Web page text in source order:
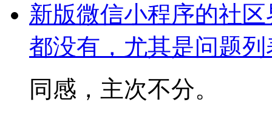
新版微信小程序的社
都没有，尤其是问题
同感，主次不分。